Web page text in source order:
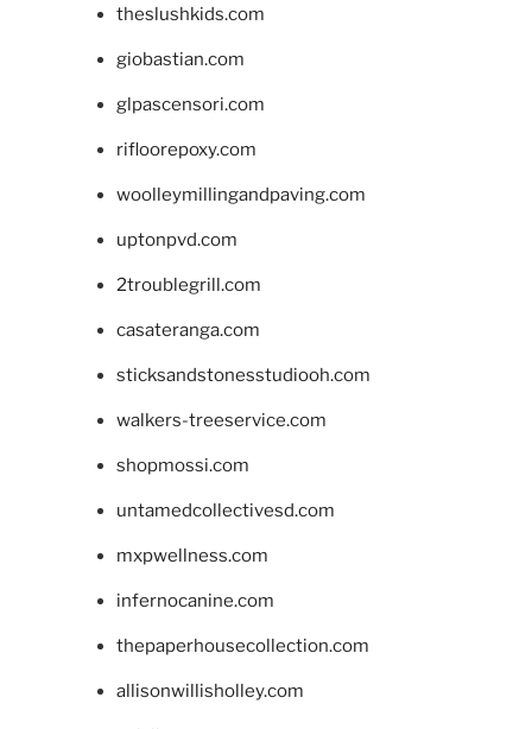
theslushkids.com
giobastian.com
glpascensori.com
rifloorepoxy.com
woolleymillingandpaving.com
uptonpvd.com
2troublegrill.com
casateranga.com
sticksandstonesstudiooh.com
walkers-treeservice.com
shopmossi.com
untamedcollectivesd.com
mxpwellness.com
infernocanine.com
thepaperhousecollection.com
allisonwillisholley.com